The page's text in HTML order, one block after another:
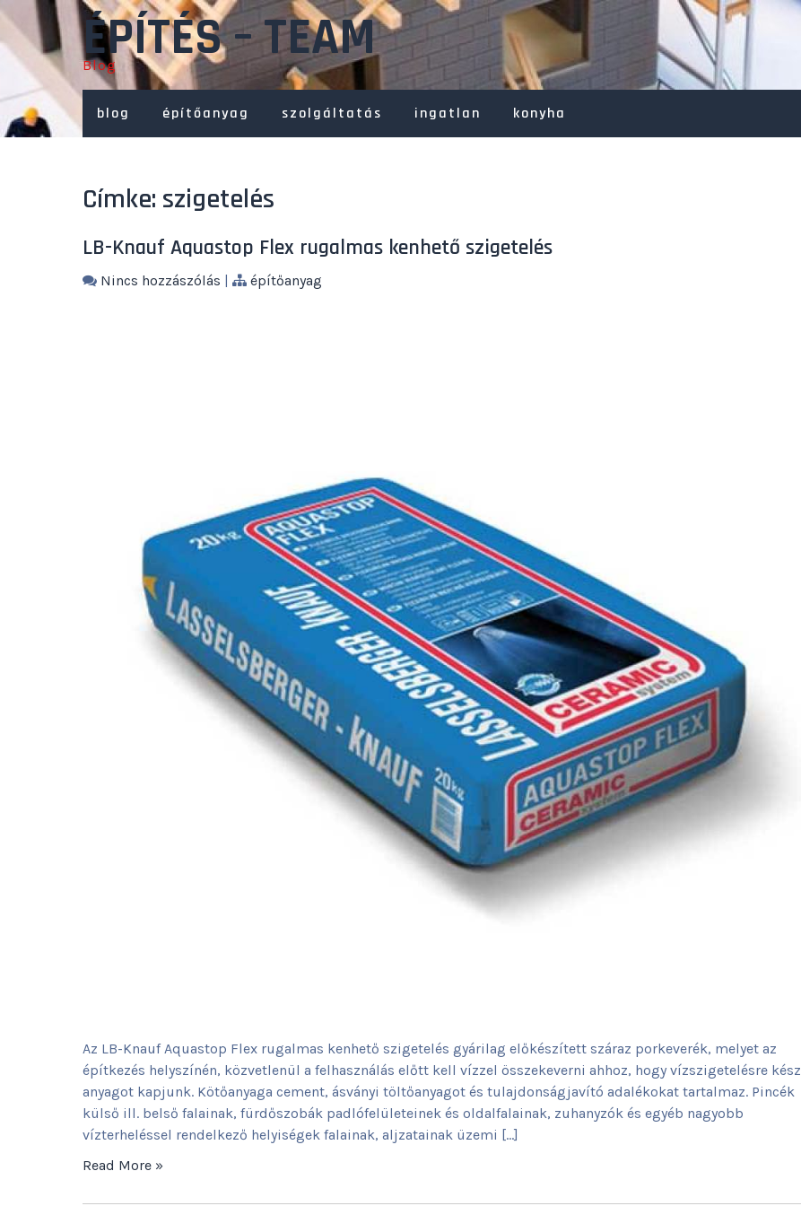
Skip
content
ÉPÍTÉS – TEAM
Blog
blog építőanyag szolgáltatás ingatlan konyha
Címke: szigetelés
LB-Knauf Aquastop Flex rugalmas kenhető szigetelés
Nincs hozzászólás | építőanyag
Az LB-Knauf Aquastop Flex rugalmas kenhető szigetelés gyárilag előkészített száraz porkeverék, melyet az
építkezés helyszínén, közvetlenül a felhasználás előtt kell vízzel összekeverni ahhoz, hogy vízszigetelésre kész
anyagot kapjunk. Kötőanyaga cement, ásványi töltőanyagot és tulajdonságjavító adalékokat tartalmaz. Pincék
külső ill. belső falainak, fürdőszobák padlófelületeinek és oldalfalainak, zuhanyzók és egyéb nagyobb
vízterheléssel rendelkező helyiségek falainak, aljzatainak üzemi […]
Read More »